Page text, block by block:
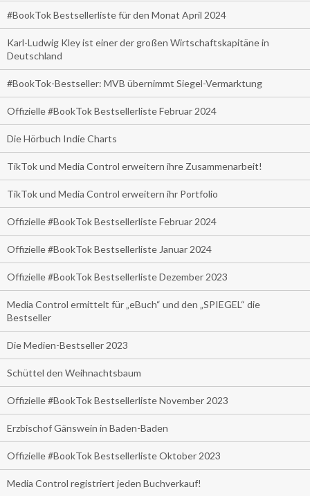
#BookTok Bestsellerliste für den Monat April 2024
Karl-Ludwig Kley ist einer der großen Wirtschaftskapitäne in
Deutschland
#BookTok-Bestseller: MVB übernimmt Siegel-Vermarktung
Offizielle #BookTok Bestsellerliste Februar 2024
Die Hörbuch Indie Charts
TikTok und Media Control erweitern ihre Zusammenarbeit!
TikTok und Media Control erweitern ihr Portfolio
Offizielle #BookTok Bestsellerliste Februar 2024
Offizielle #BookTok Bestsellerliste Januar 2024
Offizielle #BookTok Bestsellerliste Dezember 2023
Media Control ermittelt für „eBuch“ und den „SPIEGEL“ die
Bestseller
Die Medien-Bestseller 2023
Schüttel den Weihnachtsbaum
Offizielle #BookTok Bestsellerliste November 2023
Erzbischof Gänswein in Baden-Baden
Offizielle #BookTok Bestsellerliste Oktober 2023
Media Control registriert jeden Buchverkauf!